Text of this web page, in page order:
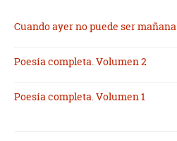
Cuando ayer no puede ser mañana
Poesía completa. Volumen 2
Poesía completa. Volumen 1